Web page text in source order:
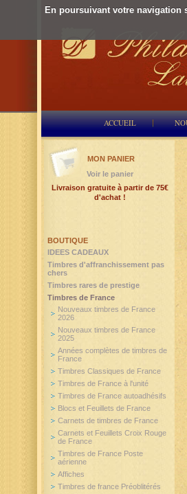
En poursuivant votre navigation
ACCUEIL
BOUTIQUE
IDEES CADEAUX
Timbres d'affranchissement pas
chers
Timbres rares de prestige
Timbres de France
Nouveaux timbres de France
2026
Nouveaux timbres de France
2025
Années complètes de timbres de
France
Timbres Classiques de France
Timbres de France à l'unité
Timbres de France autoadhésifs
Blocs et Feuillets de France
Carnets de timbres de France
Carnets et Feuillets Croix Rouge
de France
Timbres de France Poste
aérienne
Affiches
Timbres de france Préoblitérés
MON PANIER
Voir le panier
Livraison gratuite à partir de 75€
d'achat !